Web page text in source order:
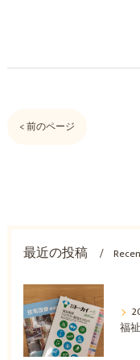
< 前のページ
最近の投稿
福